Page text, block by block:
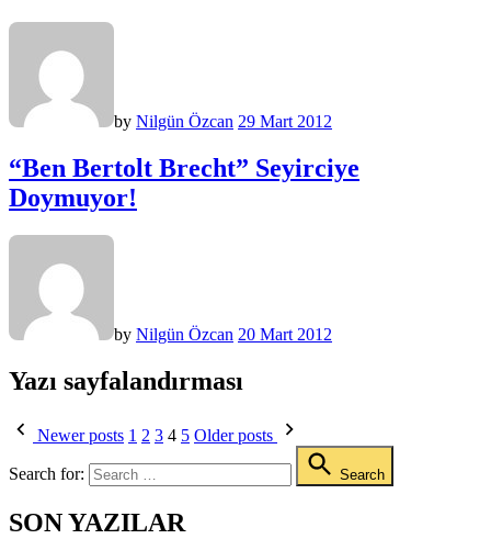
by Nilgün Özcan 29 Mart 2012
“Ben Bertolt Brecht” Seyirciye
Doymuyor!
by Nilgün Özcan 20 Mart 2012
Yazı sayfalandırması
Newer posts 1 2 3 4 5 Older posts
Search for: Search
SON YAZILAR